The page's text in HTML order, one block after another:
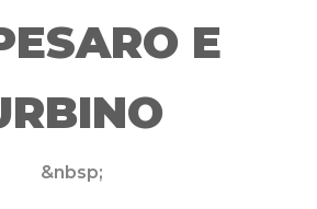
E
&nbsp;